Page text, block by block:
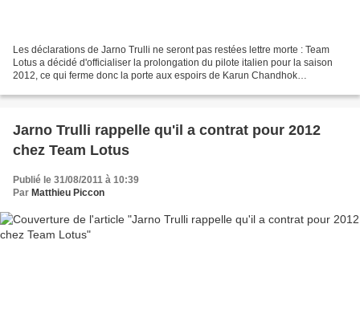
Les déclarations de Jarno Trulli ne seront pas restées lettre morte : Team
Lotus a décidé d'officialiser la prolongation du pilote italien pour la saison
2012, ce qui ferme donc la porte aux espoirs de Karun Chandhok
Jarno Trulli rappelle qu'il a contrat pour 2012
chez Team Lotus
Publié le 31/08/2011 à 10:39
Par Matthieu Piccon